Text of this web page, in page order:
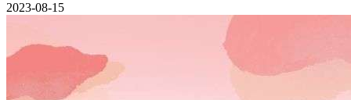
2023-08-15